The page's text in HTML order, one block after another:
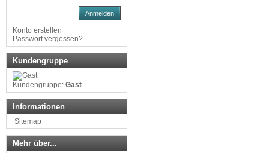
Anmelden
Konto erstellen
Passwort vergessen?
Kundengruppe
Kundengruppe: Gast
Informationen
Sitemap
Mehr über...